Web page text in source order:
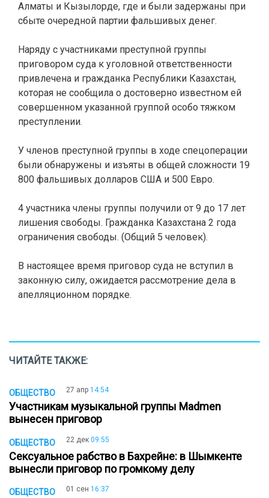
Алматы и Кызылорде, где и были задержаны при
сбыте очередной партии фальшивых денег.
Наряду с участниками преступной группы
приговором суда к уголовной ответственности
привлечена и гражданка Республики Казахстан,
которая не сообщила о достоверно известном ей
совершенном указанной группой особо тяжком
преступлении.
У членов преступной группы в ходе спецоперации
были обнаружены и изъяты в общей сложности 19
800 фальшивых долларов США и 500 Евро.
4 участника члены группы получили от 9 до 17 лет
лишения свободы. Гражданка Казахстана 2 года
ограничения свободы. (Общий 5 человек).
В настоящее время приговор суда не вступил в
законную силу, ожидается рассмотрение дела в
апелляционном порядке.
ЧИТАЙТЕ ТАКЖЕ:
ОБЩЕСТВО 27 апр 14:54
Участникам музыкальной группы Madmen
вынесен приговор
ОБЩЕСТВО 22 дек 09:55
Сексуальное рабство в Бахрейне: в Шымкенте
вынесли приговор по громкому делу
ОБЩЕСТВО 01 сен 16:37